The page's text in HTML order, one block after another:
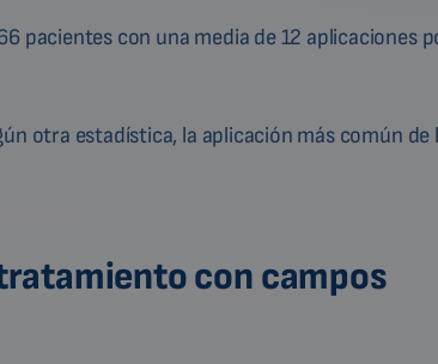
pacientes con una media de 12 aplicaciones
otra estadística, la aplicación más común de
con campos